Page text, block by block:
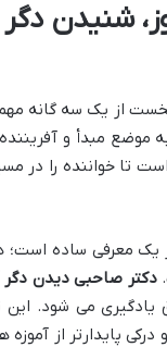
شنیدن
از یک سه گانه
موضع مبدأ و
تا خواننده را در
یک معرفی ساده
دکتر صاحبی دیدن دگر
می شود. این
پایدارتر از